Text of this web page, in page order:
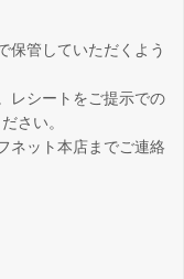
保管していただくよう
レシートをご提示での
さい。
ネット本店までご連絡